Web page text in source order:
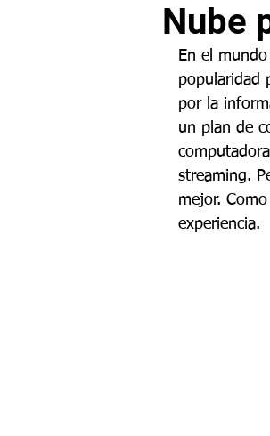
Nube
En el
popularidad
por la
un plan de
streaming.
mejor.
experiencia.